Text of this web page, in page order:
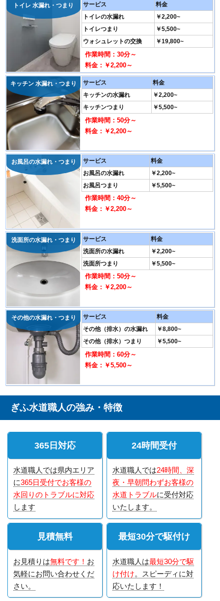
トイレ 水漏れ・つまり サービス
料金
トイレの水漏れ
￥2,200~
トイレつまり
￥5,500~
ウォシュレットの交換
￥19,800~
作業時間：30分～
料金：￥2,200～
キッチン 水漏れ・つまり サービス
料金
キッチンの水漏れ
￥2,200~
キッチンつまり
￥5,500~
作業時間：50分～
料金：￥2,200～
お風呂の水漏れ・つまり サービス
料金
お風呂の水漏れ
￥2,200~
お風呂つまり
￥5,500~
作業時間：40分～
料金：￥2,200～
洗面所の水漏れ・つまり サービス
料金
洗面所の水漏れ
￥2,200~
洗面所つまり
￥5,500~
作業時間：50分～
料金：￥2,200～
その他の水漏れ・つまり サービス
料金
その他（排水）の水漏れ
￥8,800~
その他（排水）つまり
￥5,500~
作業時間：60分～
料金：￥5,500～
ぎふ水道職人の強み・特徴
365日対応
水道職人では県内エリア
に365日受付でお客様の
水回りのトラブルに対応
します
24時間受付
水道職人では24時間、深
夜・早朝問わずお客様の
水道トラブルに受付対応
いたします。
見積無料
お見積りは無料です！ お
気軽にお問い合わせくだ
さい。
最短30分で駆付け
水道職人は最短30分で駆
け付け。スピーディに対
応いたします！